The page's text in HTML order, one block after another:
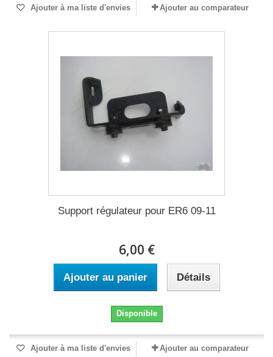
Ajouter à ma liste d'envies Ajouter au comparateur
Support régulateur pour ER6 09-11
6,00 €
Ajouter au panier Détails
Disponible
Ajouter à ma liste d'envies Ajouter au comparateur